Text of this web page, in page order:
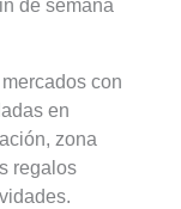
de semana
con
en
zona
regalos